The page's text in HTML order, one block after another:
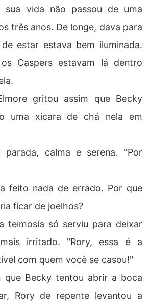
sua vida não passou de uma
três anos. De longe, dava para
estar estava bem iluminada.
Caspers estavam lá dentro
gritou assim que Becky
uma xícara de chá nela em
calma e serena. "Por
feito nada de errado. Por que
ficar de joelhos?
teimosia só serviu para deixar
irritado. "Rory, essa é a
com quem você se casou!"
que Becky tentou abrir a boca
Rory de repente levantou a